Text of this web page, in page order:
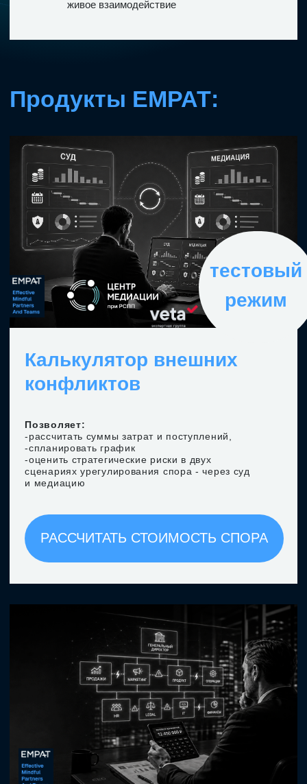
- измерить уровень кросс-функциональной
синергии (CFSI), доверия (BFS) и качества
взаимодействия (внутренний NPS);
- выявить причины рассогласования и стоимость
- разработать программу изменений и
подготовить амбассадоров новой культуры
медиативного лидерства.
Программа
УЗНАТЬ ПОДРОБНЕЕ
Позволяет:
- рассчитать стоимость внутренних
- найти точки рассогласования;
- оценить потенциал роста за счёт синергии.
Калькулятор внутренних
конфликтов